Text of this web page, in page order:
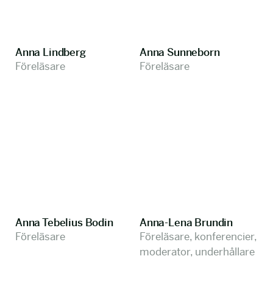
Anna Lindberg
Föreläsare
Anna Sunneborn
Föreläsare
Anna Tebelius Bodin
Föreläsare
Anna-Lena Brundin
Föreläsare, konferencier,
moderator, underhållare